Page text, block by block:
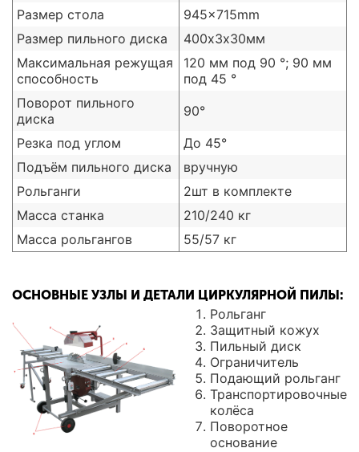
Размер стола
945x715mm
Размер пильного диска
400х3х30мм
Максимальная режущая
способность
120 мм под 90 °; 90 мм
под 45 °
Поворот пильного
диска
90°
Резка под углом
До 45°
Подъём пильного диска
вручную
Рольганги
2шт в комплекте
Масса станка
210/240 кг
Масса рольгангов
55/57 кг
ОСНОВНЫЕ УЗЛЫ И ДЕТАЛИ ЦИРКУЛЯРНОЙ ПИЛЫ:
Рольганг
Защитный кожух
Пильный диск
Ограничитель
Подающий рольганг
Транспортировочные
колёса
Поворотное
основание